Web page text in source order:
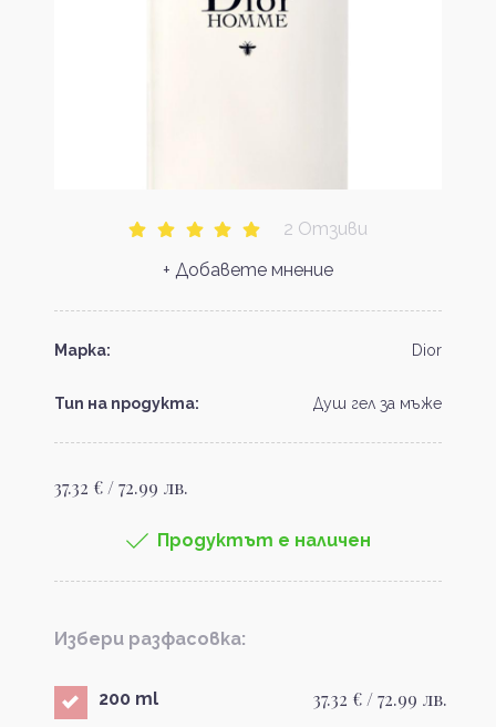
2 Отзиви
+ Добавете мнение
Марка: Dior
Тип на продукта: Душ гел за мъже
37.32 € / 72.99 лв.
Продуктът е наличен
Избери разфасовка:
200 ml 37.32 € / 72.99 лв.